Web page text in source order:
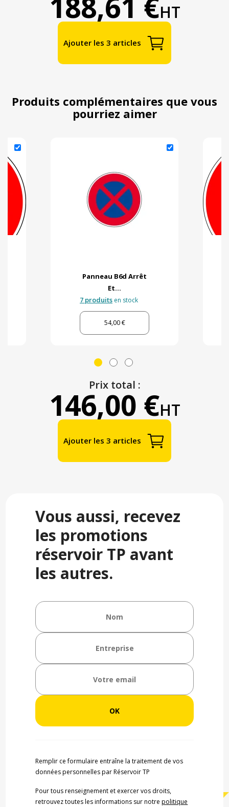
HT
Ajouter les 3 articles
Produits complémentaires que vous
pourriez aimer
Panneau B6d Arrêt
Et...
7 produits en stock
54,00 €
Prix total :
146,00 €HT
Ajouter les 3 articles
Vous aussi, recevez
les promotions
réservoir TP avant
les autres.
Remplir ce formulaire entraîne la traitement de vos
données personnelles par Réservoir TP
Pour tous renseignement et exercer vos droits,
retrouvez toutes les informations sur notrepolitique